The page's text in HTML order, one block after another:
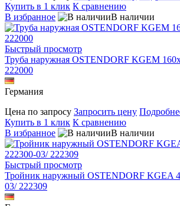
Купить в 1 клик К сравнению
В избранное
В наличии
Быстрый просмотр
Труба наружная OSTENDORF KGEM
222000
Германия
Цена по запросу Запросить цену
Купить в 1 клик К сравнению
В избранное
В наличии
Быстрый просмотр
Тройник наружный OSTENDORF KGEA
03/ 222309